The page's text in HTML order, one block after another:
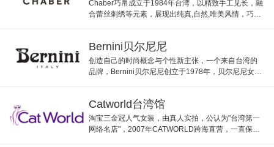
Chaber巧帛成立于1984年台湾，以精致手工见长，融
合蕾丝刺绣等元素，展现出纯真,自然,唯美风情，巧帛
Bernini贝尔尼尼
创造自己的时尚概念与个性新主张，一个来自台湾的
品牌，Bernini贝尔尼尼创立于1978年，贝尔尼尼女装
Catworld台湾馆
淘宝三金冠人气女装，由真人实拍，公认为"台湾第一
网络名店"，2007年CATWORLD跨海直营，一直保持